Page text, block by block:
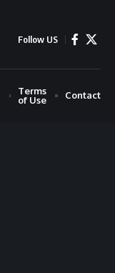
Follow US
Terms
of Use
Contact